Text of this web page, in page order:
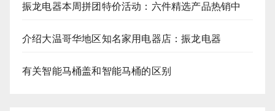
振龙电器本周拼团特价活动：六件精选产品热销中
介绍大温哥华地区知名家用电器店：振龙电器
有关智能马桶盖和智能马桶的区别